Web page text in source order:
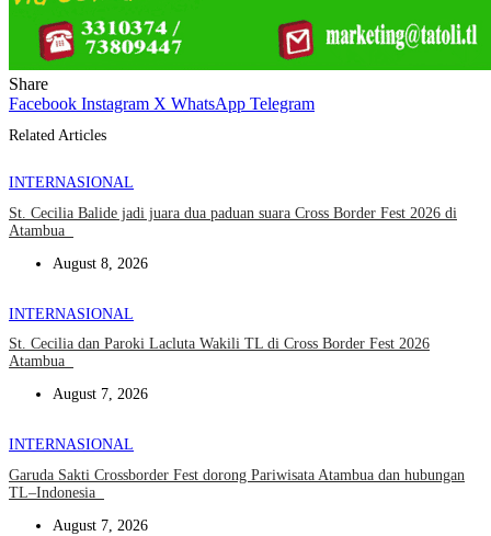
Share
Facebook Instagram X WhatsApp Telegram
Related Articles
INTERNASIONAL
St. Cecilia Balide jadi juara dua paduan suara Cross Border Fest 2026 di
Atambua
August 8, 2026
INTERNASIONAL
St. Cecilia dan Paroki Lacluta Wakili TL di Cross Border Fest 2026
Atambua
August 7, 2026
INTERNASIONAL
Garuda Sakti Crossborder Fest dorong Pariwisata Atambua dan hubungan
TL–Indonesia
August 7, 2026